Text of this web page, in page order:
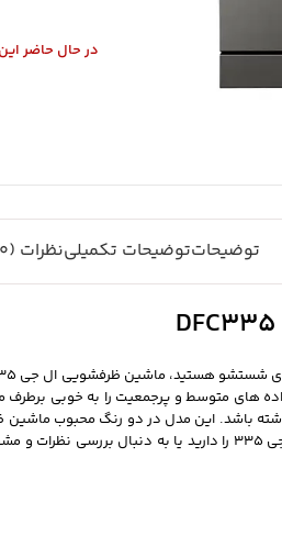
در حال حاضر
توضیحاتتوضیحات تکمیلینظرات (0)
خود توانسته رضایت کاربران زیادی را جلب کند. اگر قصد خرید